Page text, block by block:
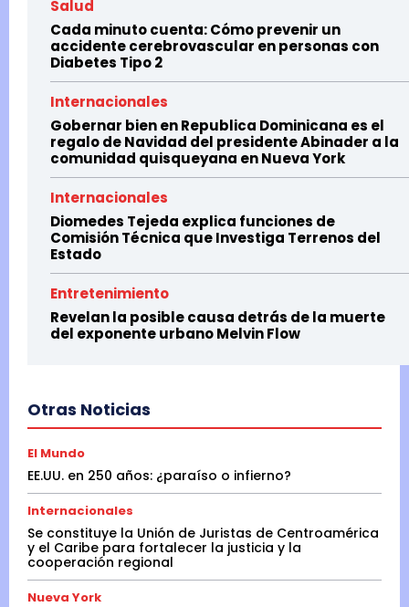
Salud
Cada minuto cuenta: Cómo prevenir un
accidente cerebrovascular en personas con
Diabetes Tipo 2
Internacionales
Gobernar bien en Republica Dominicana es el
regalo de Navidad del presidente Abinader a la
comunidad quisqueyana en Nueva York
Internacionales
Diomedes Tejeda explica funciones de
Comisión Técnica que Investiga Terrenos del
Estado
Entretenimiento
Revelan la posible causa detrás de la muerte
del exponente urbano Melvin Flow
Otras Noticias
El Mundo
EE.UU. en 250 años: ¿paraíso o infierno?
Internacionales
Se constituye la Unión de Juristas de Centroamérica
y el Caribe para fortalecer la justicia y la
cooperación regional
Nueva York